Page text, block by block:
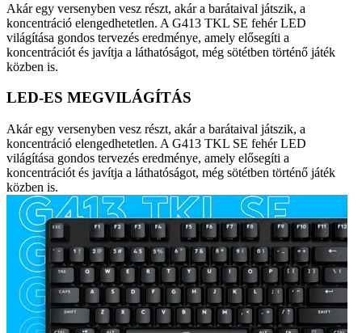
Akár egy versenyben vesz részt, akár a barátaival játszik, a
koncentráció elengedhetetlen. A G413 TKL SE fehér LED
világítása gondos tervezés eredménye, amely elősegíti a
koncentrációt és javítja a láthatóságot, még sötétben történő játék
közben is.
LED-ES MEGVILÁGÍTÁS
Akár egy versenyben vesz részt, akár a barátaival játszik, a
koncentráció elengedhetetlen. A G413 TKL SE fehér LED
világítása gondos tervezés eredménye, amely elősegíti a
koncentrációt és javítja a láthatóságot, még sötétben történő játék
közben is.